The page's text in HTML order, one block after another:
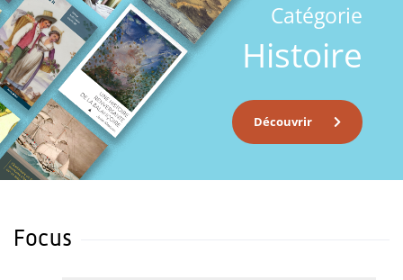
Catégorie
Histoire
Découvrir
Focus